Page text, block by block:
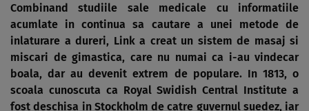
Combinand studiile sale medicale cu informatiile
acumlate in continua sa cautare a unei metode de
inlaturare a dureri, Link a creat un sistem de masaj si
miscari de gimastica, care nu numai ca i-au vindecar
boala, dar au devenit extrem de populare. In 1813, o
scoala cunoscuta ca Royal Swidish Central Institute a
fost deschisa in Stockholm de catre guvernul suedez, iar